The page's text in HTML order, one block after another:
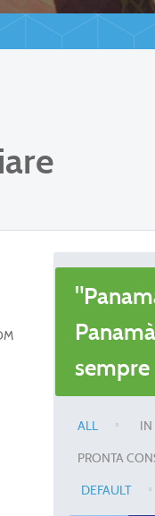
ALL
IN
PRONTA
DEFAULT